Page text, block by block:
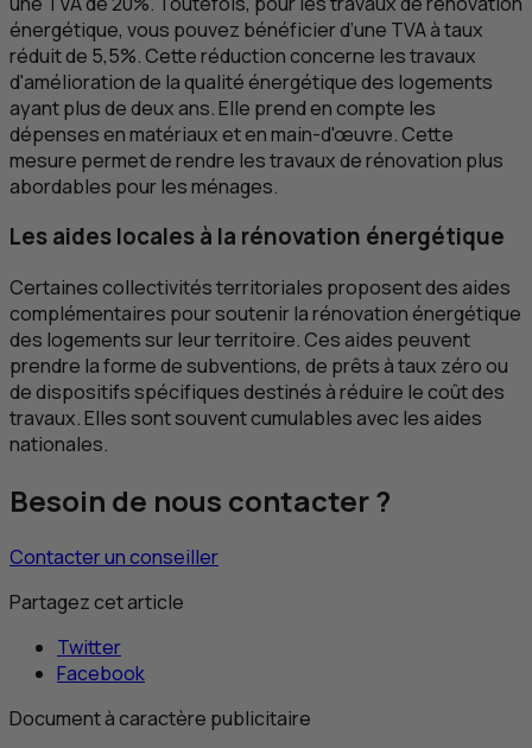
énergétique, vous pouvez bénéficier d’une TVAà taux
réduit de 5,5%. Cette réduction concerne les travaux
d'amélioration de la qualité énergétique des logements
ayant plus de deux ans. Elle prend en compte les
dépenses en matériaux et en main-d'œuvre. Cette
mesure permet de rendre les travaux de rénovation plus
abordables pour les ménages.
Les aides locales à la rénovation énergétique
Certaines collectivités territoriales proposent des aides
complémentaires pour soutenir la rénovation énergétique
des logements sur leur territoire. Ces aides peuvent
prendre la forme de subventions, de prêts à taux zéro ou
de dispositifs spécifiques destinés à réduire le coût des
travaux. Elles sont souvent cumulables avec les aides
nationales.
Besoin de nous contacter ?
Contacter un conseiller
Partagez cet article
Twitter
Facebook
Document à caractère publicitaire